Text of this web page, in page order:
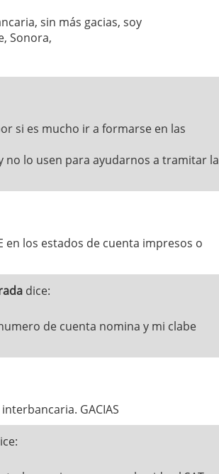
sin más gacias, soy
Sonora,
si es mucho ir a formarse en las
no lo usen para ayudarnos a tramitar la
en los estados de cuenta impresos o
dice:
de cuenta nomina y mi clabe
GACIAS